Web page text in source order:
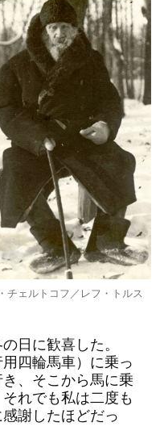
チェルトコフ／レフ・トルス
日に歓喜した。
用四輪馬車）に乗っ
、そこから馬に乗
れでも私は二度も
謝したほどだっ